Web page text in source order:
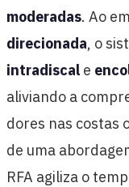
moderadas. Ao
direcionada, o
intradiscal e
aliviando a
dores nas costas
de uma
RFA agiliza o